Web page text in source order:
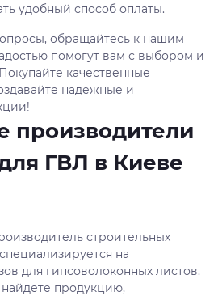
удобный способ оплаты.
обращайтесь к нашим
помогут вам с выбором и
качественные
надежные и
производители
ГВЛ в Киеве
строительных
на
для гипсоволоконных листов.
продукцию,